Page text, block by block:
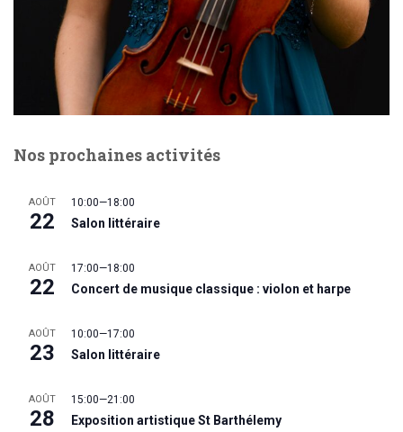
Nos prochaines activités
AOÛT
22
10:00—18:00
Salon littéraire
AOÛT
22
17:00—18:00
Concert de musique classique : violon et harpe
AOÛT
23
10:00—17:00
Salon littéraire
AOÛT
28
15:00—21:00
Exposition artistique St Barthélemy